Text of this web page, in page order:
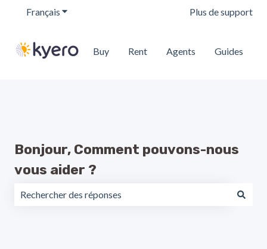
Français Afficher le sous-menu pour les traductions
Plus de support
Buy Rent Agents Guides
Bonjour, Comment pouvons-nous
vous aider ?